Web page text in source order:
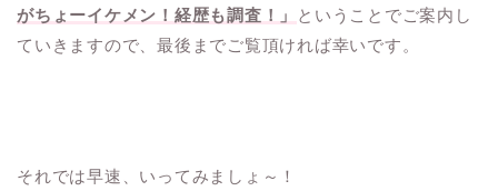
がちょーイケメン！経歴も調査！」
ということでご案内し
ていきますので、最後までご覧頂ければ幸いです。
それでは早速、いってみましょ～！